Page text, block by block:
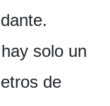
solo un
de